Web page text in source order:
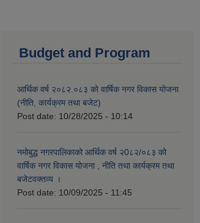
Budget and Program
आर्थिक वर्ष २०८२.०८३ को वार्षिक नगर विकास योजना
(नीति, कार्यक्रम तथा बजेट)
Post date: 10/28/2025 - 10:14
नमोबुद्ध नगरपालिकाको आर्थिक वर्ष २0८२/०८३ को
वार्षिक नगर विकास योजना , नीति तथा कार्यक्रम तथा
बजेटवक्तव्य ।
Post date: 10/09/2025 - 11:45